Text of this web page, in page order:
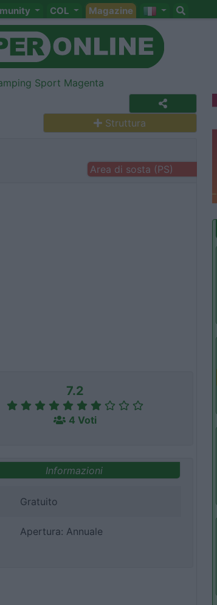
COL Magazine
Struttura
Area di sosta (PS)
7.2
4 Voti
Informazioni
Gratuito
Apertura: Annuale